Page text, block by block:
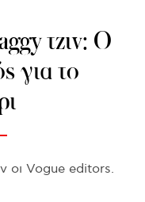
τζιν: Ο
για το
οι Vogue editors.